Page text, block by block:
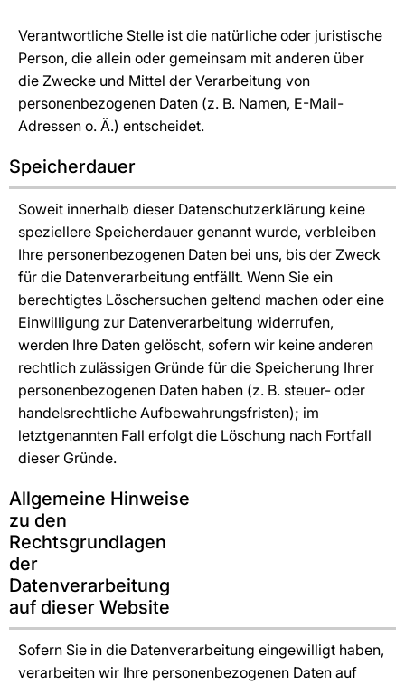
Verantwortliche Stelle ist die natürliche oder juristische
Person, die allein oder gemeinsam mit anderen über
die Zwecke und Mittel der Verarbeitung von
personenbezogenen Daten (z. B. Namen, E-Mail-
Adressen o. Ä.) entscheidet.
Speicherdauer
Soweit innerhalb dieser Datenschutzerklärung keine
speziellere Speicherdauer genannt wurde, verbleiben
Ihre personenbezogenen Daten bei uns, bis der Zweck
für die Datenverarbeitung entfällt. Wenn Sie ein
berechtigtes Löschersuchen geltend machen oder eine
Einwilligung zur Datenverarbeitung widerrufen,
werden Ihre Daten gelöscht, sofern wir keine anderen
rechtlich zulässigen Gründe für die Speicherung Ihrer
personenbezogenen Daten haben (z. B. steuer- oder
handelsrechtliche Aufbewahrungsfristen); im
letztgenannten Fall erfolgt die Löschung nach Fortfall
dieser Gründe.
Allgemeine Hinweise
zu den
Rechtsgrundlagen
der
Datenverarbeitung
auf dieser Website
Sofern Sie in die Datenverarbeitung eingewilligt haben,
verarbeiten wir Ihre personenbezogenen Daten auf